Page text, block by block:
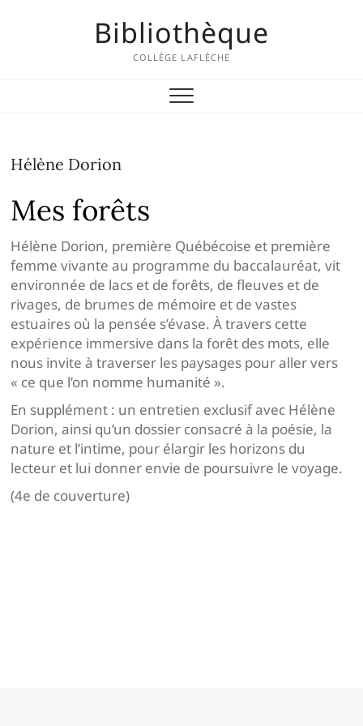
Bibliothèque
COLLÈGE LAFLÈCHE
Hélène Dorion
Mes forêts
Hélène Dorion, première Québécoise et première
femme vivante au programme du baccalauréat, vit
environnée de lacs et de forêts, de fleuves et de
rivages, de brumes de mémoire et de vastes
estuaires où la pensée s’évase. À travers cette
expérience immersive dans la forêt des mots, elle
nous invite à traverser les paysages pour aller vers
« ce que l’on nomme humanité ».
En supplément : un entretien exclusif avec Hélène
Dorion, ainsi qu’un dossier consacré à la poésie, la
nature et l’intime, pour élargir les horizons du
lecteur et lui donner envie de poursuivre le voyage.
(4e de couverture)